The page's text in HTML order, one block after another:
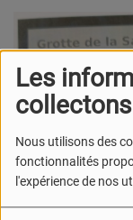
Les
collectons
Nous utilisons des
fonctionnalités
l'expérience de nos